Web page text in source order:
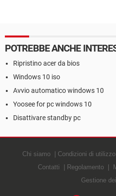
POTREBBE ANCHE
Ripristino acer da bios
Windows 10 iso
Avvio automatico windows 10
Yoosee for pc windows 10
Disattivare standby pc
Chi siamo Condizioni di utilizzo
Contatti
Regolamento
Gestione